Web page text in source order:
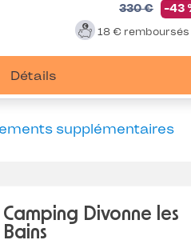
330 € -43
18 € remboursés
Détails
supplémentaires
Camping Divonne les
Bains